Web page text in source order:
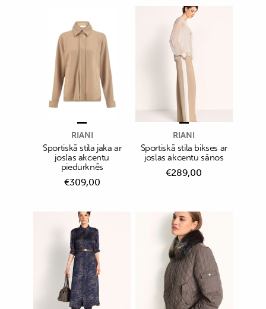
RIANI
Sportiskā stila jaka ar
joslas akcentu
piedurknēs
€309,00
RIANI
Sportiskā stila bikses ar
joslas akcentu sānos
€289,00